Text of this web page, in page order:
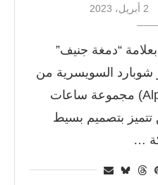
2 أبريل، 2023
“دمغة جنيف”
شوبارد السويسرية من
خلال ساعات (Alpine Eagle) مجموعة ساعات
بتصميم بسيط
…